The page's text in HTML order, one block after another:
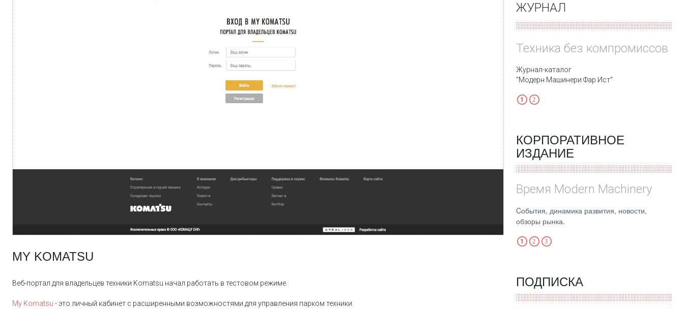
MY KOMATSU
Веб-портал для владельцев техники Komatsu начал работать в тестовом режиме.
My Komatsu - это личный кабинет с расширенными возможностями для управления парком техники.
ЖУРНАЛ
Техника без компромиссов
Журнал-каталог
"Модерн Машинери Фар Ист"
КОРПОРАТИВНОЕ
ИЗДАНИЕ
Время Modern Machinery
Cобытия, динамика развития, новости,
обзоры рынка.
ПОДПИСКА